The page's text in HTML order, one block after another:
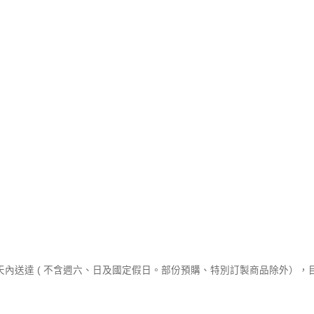
送達 ( 不含週六、日及國定假日。部份預購、特別訂製商品除外），